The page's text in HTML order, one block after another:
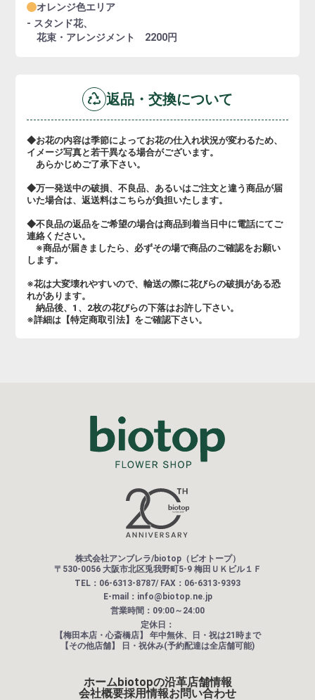
オレンジ色エリア
- スタンド花、
花束・アレンジメント 2200円
返品・交換について
◆お花の内容は季節によってお花の仕入れ状況が変わるため、
イメージ写真と若干異なる場合がございます。
あらかじめご了承下さい。
◆万一発送中の破損、不良品、あるいはご注文と違う商品が届
いた場合は、返送料はこちらが負担いたします。
◆不良品の返品をご希望の場合は商品到着当日中に電話にてご
連絡ください。
※商品が届きましたら、必ずその場で商品のご確認をお願い
します。
※花は大変壊れやすいので、輸送の際に花びらの破損がある恐
れがあります。
納品後、1、2枚の花びらの下落はお許し下さい。
※詳細は【特定商取引法】をご確認下さい。
株式会社アンブレラ/biotop（ビオトープ）
〒530-0056 大阪市北区兎我野町5-9 梅田ＵＫビル１Ｆ
TEL：06-6313-8787/ FAX：06-6313-9393
E-mail：info@biotop.ne.jp
営業時間：09:00～24:00
定休日：
【梅田本店・心斎橋店】 年中無休、日・祝は21時まで
【その他店舗】
日・祝休み(予約配達は全店舗可能)
ホームbiotopの沿革店舗情報
会社概要採用情報お問い合わせ